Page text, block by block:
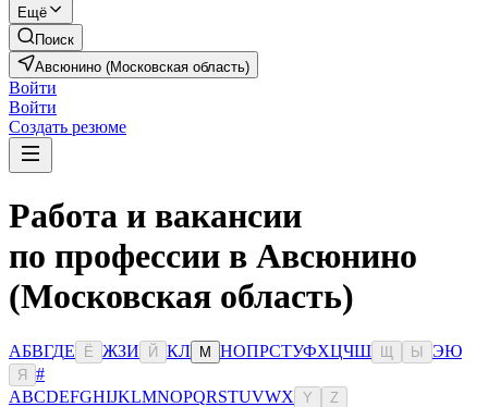
Ещё
Поиск
Авсюнино (Московская область)
Войти
Войти
Создать резюме
Работа и вакансии
по профессии в Авсюнино
(Московская область)
АБВГДЕ Ё ЖЗИ Й КЛ М НОПРСТУФХЦЧШ Ы ЭЮ
Я
#
ABCDEFGHIJKLMNOPQRSTUVWX Y Z